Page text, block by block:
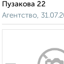
Пузакова 22
Агентство,